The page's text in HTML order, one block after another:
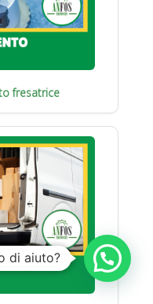
fresatrice
di aiuto?